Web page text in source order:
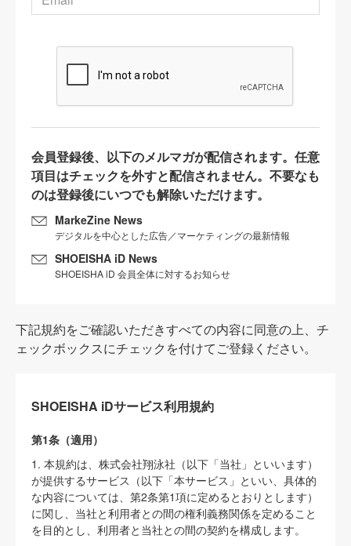
会員登録後、以下のメルマガが配信されます。任意
項目はチェックを外すと配信されません。不要なも
のは登録後にいつでも解除いただけます。
MarkeZine News
デジタルを中心とした広告／マーケティングの最新情報
SHOEISHA iD News
SHOEISHA iD 会員全体に対するお知らせ
下記規約をご確認いただきすべての内容に同意の上、チ
ェックボックスにチェックを付けてご登録ください。
SHOEISHA iDサービス利用規約
第1条（適用）
1. 本規約は、株式会社翔泳社（以下「当社」といいます）
が提供するサービス（以下「本サービス」といい、具体的
な内容については、第2条第1項に定めるとおりとします）
に関し、当社と利用者との間の権利義務関係を定めること
を目的とし、利用者と当社との間の契約を構成します。